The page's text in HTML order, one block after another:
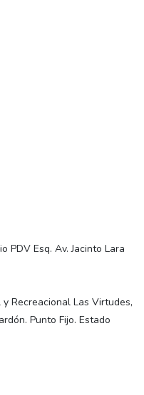
PDV Esq. Av. Jacinto Lara
Recreacional Las Virtudes,
Punto Fijo. Estado